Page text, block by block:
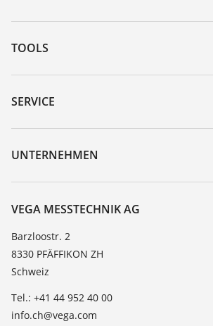
TOOLS
Download-Center
Gerätesuche (Seriennummer)
DTM Collection/PACTware
SERVICE
Geräterücksendung
Trainings
TeamViewer
UNTERNEHMEN
Über VEGA
Kontakt
News
Presse
Blog
VEGA MESSTECHNIK AG
Barzloostr. 2
8330 PFÄFFIKON ZH
Schweiz
Tel.: +41 44 952 40 00
info.ch@vega.com